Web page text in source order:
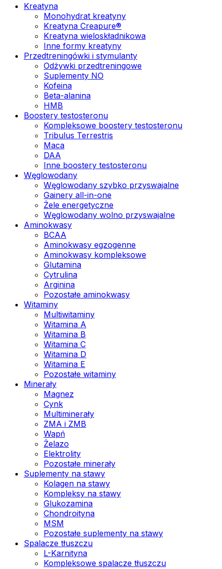
Kreatyna
Monohydrat kreatyny
Kreatyna Creapure®
Kreatyna wieloskładnikowa
Inne formy kreatyny
Przedtreningówki i stymulanty
Odżywki przedtreningowe
Suplementy NO
Kofeina
Beta-alanina
HMB
Boostery testosteronu
Kompleksowe boostery testosteronu
Tribulus Terrestris
Maca
DAA
Inne boostery testosteronu
Węglowodany
Węglowodany szybko przyswajalne
Gainery all-in-one
Żele energetyczne
Węglowodany wolno przyswajalne
Aminokwasy
BCAA
Aminokwasy egzogenne
Aminokwasy kompleksowe
Glutamina
Cytrulina
Arginina
Pozostałe aminokwasy
Witaminy
Multiwitaminy
Witamina A
Witamina B
Witamina C
Witamina D
Witamina E
Pozostałe witaminy
Minerały
Magnez
Cynk
Multiminerały
ZMA i ZMB
Wapń
Żelazo
Elektrolity
Pozostałe minerały
Suplementy na stawy
Kolagen na stawy
Kompleksy na stawy
Glukozamina
Chondroityna
MSM
Pozostałe suplementy na stawy
Spalacze tłuszczu
L-Karnityna
Kompleksowe spalacze tłuszczu